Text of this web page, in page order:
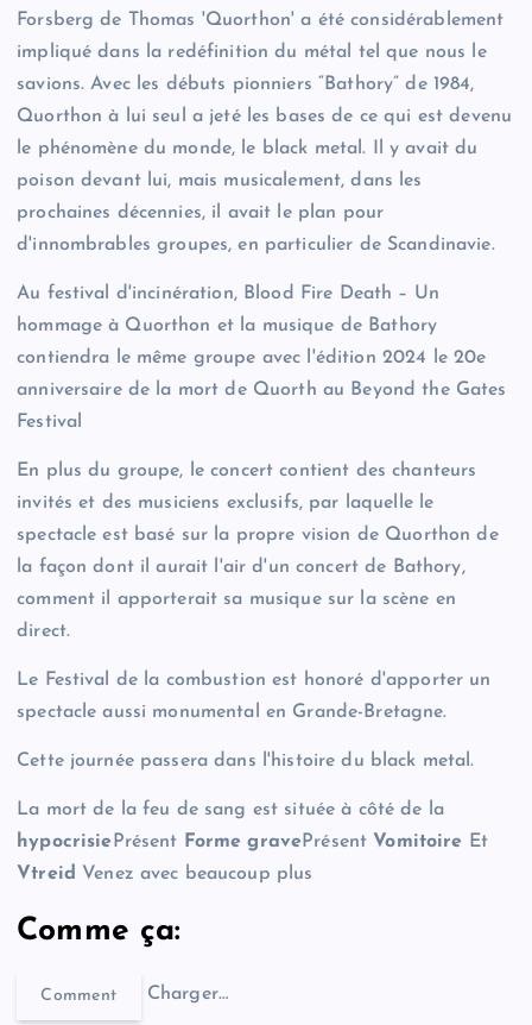
Forsberg de Thomas 'Quorthon' a été considérablement
impliqué dans la redéfinition du métal tel que nous le
savions. Avec les débuts pionniers “Bathory” de 1984,
Quorthon à lui seul a jeté les bases de ce qui est devenu
le phénomène du monde, le black metal. Il y avait du
poison devant lui, mais musicalement, dans les
prochaines décennies, il avait le plan pour
d'innombrables groupes, en particulier de Scandinavie.
Au festival d'incinération, Blood Fire Death – Un
hommage à Quorthon et la musique de Bathory
contiendra le même groupe avec l'édition 2024 le 20e
anniversaire de la mort de Quorth au Beyond the Gates
Festival
En plus du groupe, le concert contient des chanteurs
invités et des musiciens exclusifs, par laquelle le
spectacle est basé sur la propre vision de Quorthon de
la façon dont il aurait l'air d'un concert de Bathory,
comment il apporterait sa musique sur la scène en
direct.
Le Festival de la combustion est honoré d'apporter un
spectacle aussi monumental en Grande-Bretagne.
Cette journée passera dans l'histoire du black metal.
La mort de la feu de sang est située à côté de la
hypocrisiePrésent Forme gravePrésent Vomitoire Et
Vtreid Venez avec beaucoup plus
Comme ça:
Comment Charger…